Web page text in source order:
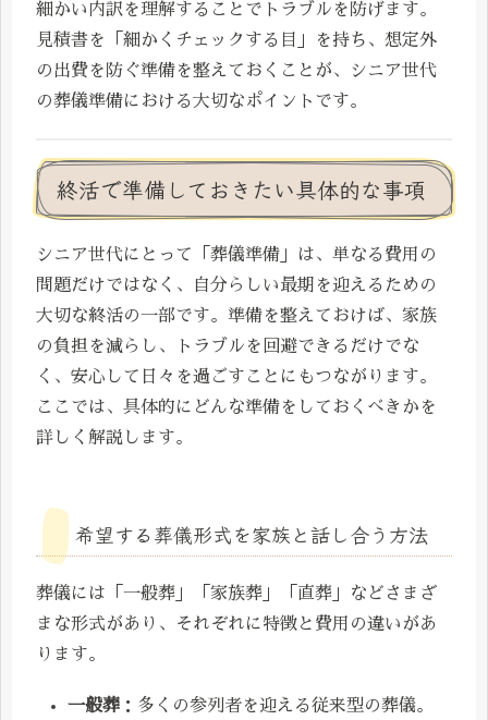
細かい内訳を理解することでトラブルを防げます。
見積書を「細かくチェックする目」を持ち、想定外
の出費を防ぐ準備を整えておくことが、シニア世代
の葬儀準備における大切なポイントです。
終活で準備しておきたい具体的な事項
シニア世代にとって「葬儀準備」は、単なる費用の
問題だけではなく、自分らしい最期を迎えるための
大切な終活の一部です。準備を整えておけば、家族
の負担を減らし、トラブルを回避できるだけでな
く、安心して日々を過ごすことにもつながります。
ここでは、具体的にどんな準備をしておくべきかを
詳しく解説します。
希望する葬儀形式を家族と話し合う方法
葬儀には「一般葬」「家族葬」「直葬」などさまざ
まな形式があり、それぞれに特徴と費用の違いがあ
ります。
一般葬 ：多くの参列者を迎える従来型の葬儀。